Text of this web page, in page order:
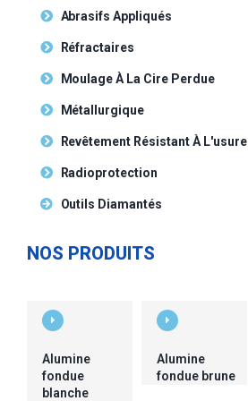
Abrasifs Appliqués
Réfractaires
Moulage À La Cire Perdue
Métallurgique
Revêtement Résistant À L'usure
Radioprotection
Outils Diamantés
NOS PRODUITS
Alumine
fondue
blanche
Alumine
fondue brune